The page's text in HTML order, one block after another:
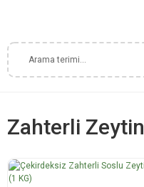
Zahterli Zeytin